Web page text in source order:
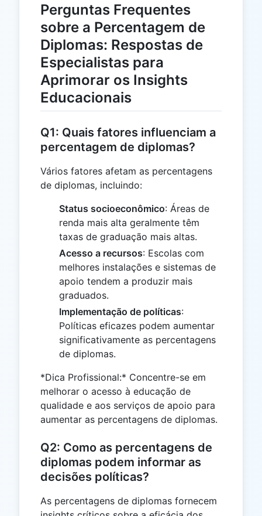
Perguntas Frequentes
sobre a Percentagem de
Diplomas: Respostas de
Especialistas para
Aprimorar os Insights
Educacionais
Q1: Quais fatores influenciam a
percentagem de diplomas?
Vários fatores afetam as percentagens
de diplomas, incluindo:
Status socioeconômico: Áreas de
renda mais alta geralmente têm
taxas de graduação mais altas.
Acesso a recursos: Escolas com
melhores instalações e sistemas de
apoio tendem a produzir mais
graduados.
Implementação de políticas:
Políticas eficazes podem aumentar
significativamente as percentagens
de diplomas.
*Dica Profissional:* Concentre-se em
melhorar o acesso à educação de
qualidade e aos serviços de apoio para
aumentar as percentagens de diplomas.
Q2: Como as percentagens de
diplomas podem informar as
decisões políticas?
As percentagens de diplomas fornecem